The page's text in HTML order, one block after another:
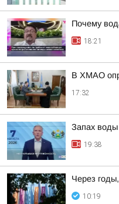
Почему
18:21
В ХМАО
17:32
Запах
19:38
Через
10:19